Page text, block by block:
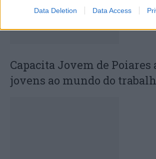
Data Deletion Data Access
Capacita Jovem de
jovens ao mundo do